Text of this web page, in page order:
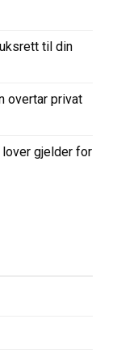
til din
overtar privat
gjelder for